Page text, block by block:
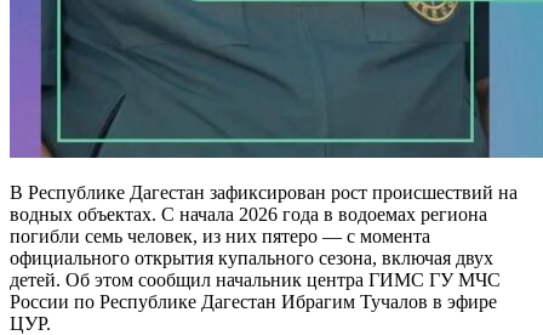
В Республике Дагестан зафиксирован рост происшествий на
водных объектах. С начала 2026 года в водоемах региона
погибли семь человек, из них пятеро — с момента
официального открытия купального сезона, включая двух
детей. Об этом сообщил начальник центра ГИМС ГУ МЧС
России по Республике Дагестан Ибрагим Тучалов в эфире
ЦУР.